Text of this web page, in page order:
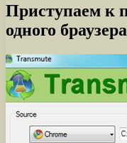
Приступаем к
одного